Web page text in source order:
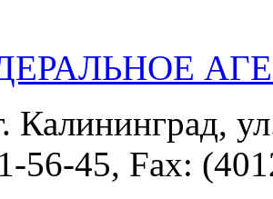
Калининград,
56-45, Fax: